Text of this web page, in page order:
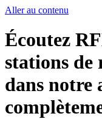
Aller au contenu
Écoutez
stations de
dans notre